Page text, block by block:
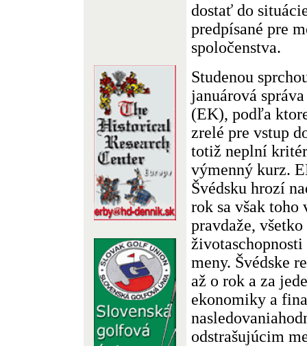
dostať do
predpísané pre
spoločenstva.
Studenou
januárová
(EK), podľa
zrelé pre vstup
totiž neplní
výmenný kurz.
Švédsku hrozí
rok sa však
pravdaže,
meny. Švédske
až o rok a za
ekonomiky a
odstrašujúcim